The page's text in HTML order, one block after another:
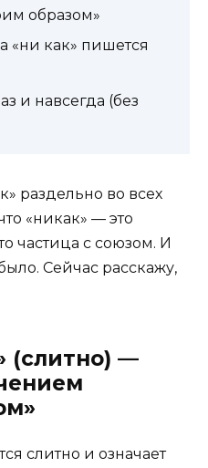
образом»
«ни как» пишется
и навсегда (без
раздельно во всех
«никак» — это
частица с союзом. И
Сейчас расскажу,
(слитно) —
слитно и означает